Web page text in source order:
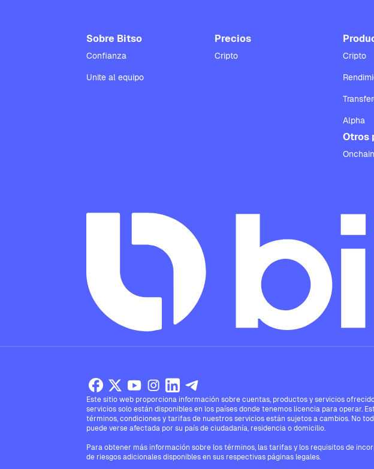
Sobre Bitso
Confianza
Unite al equipo
Precios
Cripto
Cripto
Alpha
Otros
Onchain
Este sitio web proporciona información sobre cuentas, productos y servicios
servicios solo están disponibles en los países donde tenemos licencia para operar.
términos, condiciones y tarifas de nuestros servicios están sujetos a cambios. No
puede verse afectada por su país de ciudadanía, residencia o domicilio.
Para obtener más información sobre los términos, las tarifas y los requisitos de
de riesgos adicionales disponibles en sus respectivas páginas legales.